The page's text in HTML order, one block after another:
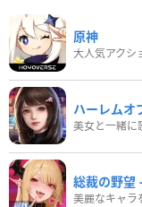
原神
大人気アクシ
ハーレムオ
美女と一緒に
総裁の野望
美麗なキャラ